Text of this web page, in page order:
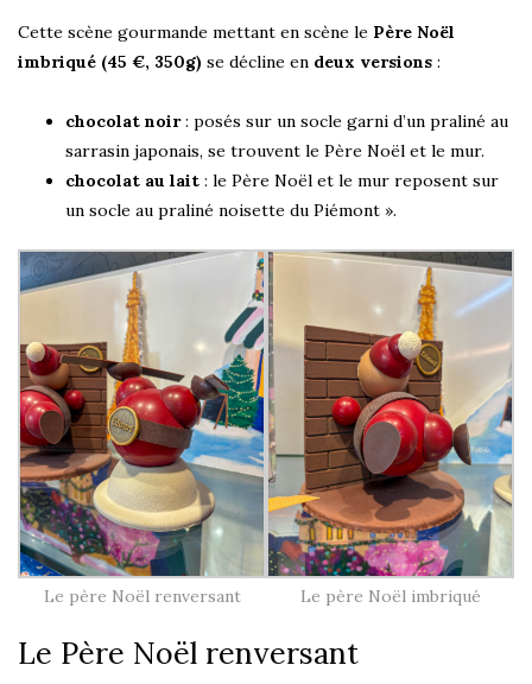
Cette scène gourmande mettant en scène le Père Noël
imbriqué (45 €, 350g) se décline en deux versions :
chocolat noir: posés sur un socle garni d’un praliné au
sarrasin japonais, se trouvent le Père Noël et le mur.
chocolat au lait : le Père Noël et le mur reposent sur
un socle au praliné noisette du Piémont ».
Le père Noël renversant Le père Noël imbriqué
Le Père Noël renversant